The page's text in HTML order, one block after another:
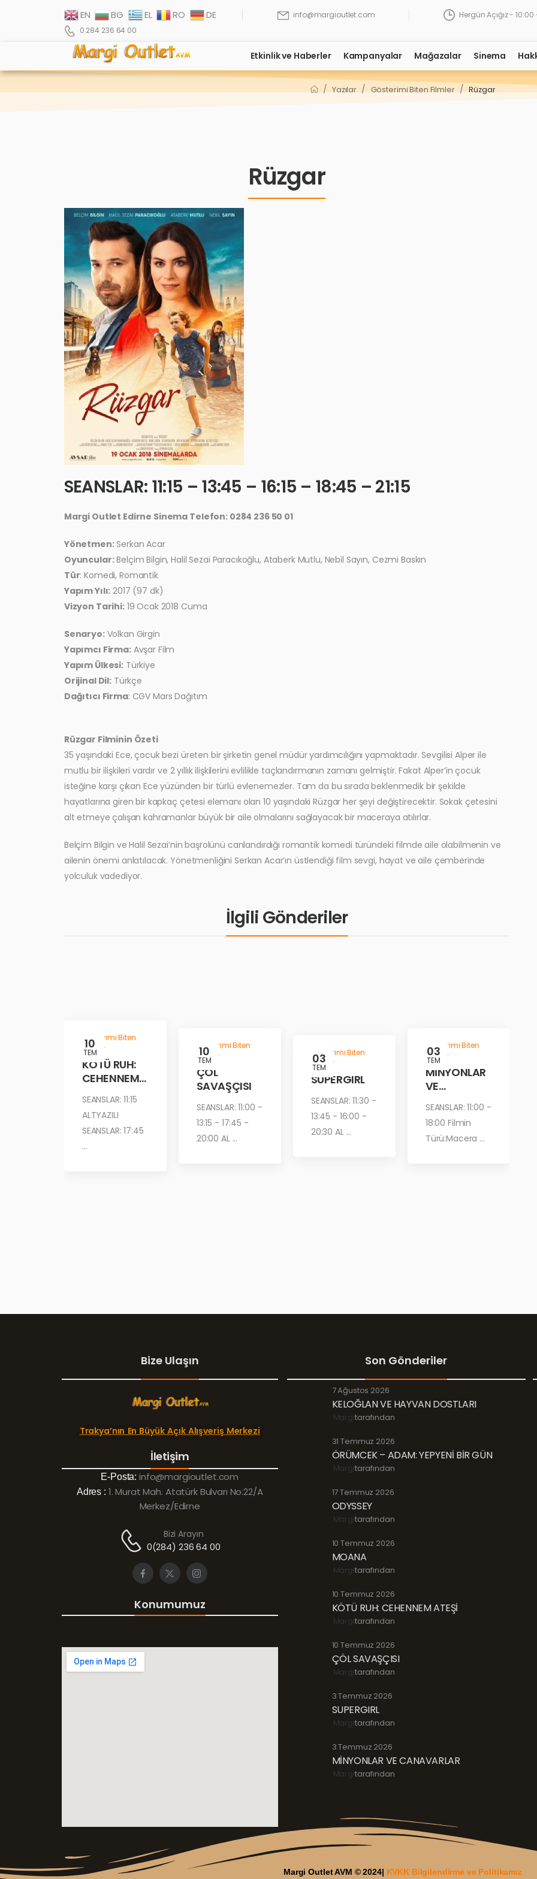
EN BG EL RO DE info@margioutlet.com
Hergün Açığız -
0 284 236 64 00
Etkinlik ve Haberler Kampanyalar Mağazalar Sinema
/ Yazılar / Gösterimi Biten Filmler / Rüzgar
Rüzgar
SEANSLAR: 11:15 – 13:45 – 16:15 – 18:45 – 21:15
Margi Outlet Edirne Sinema Telefon: 0284 236 50 01
Yönetmen:Serkan Acar
Oyuncular:Belçim Bilgin, Halil Sezai Paracıkoğlu, Ataberk Mutlu, Nebil Sayın, Cezmi Baskın
Tür: Komedi, Romantik
Yapım Yılı: 2017 (97 dk)
Vizyon Tarihi:19 Ocak 2018 Cuma
Senaryo:Volkan Girgin
Yapımcı Firma:Avşar Film
Yapım Ülkesi: Türkiye
Orijinal Dil: Türkçe
Dağıtıcı Firma: CGV Mars Dağıtım
Rüzgar Filminin Özeti
35 yaşındaki Ece, çocuk bezi üreten bir şirketin genel müdür yardımcılığını yapmaktadır. Sevgilisi Alper ile
mutlu bir ilişkileri vardır ve 2 yıllık ilişkilerini evlilikle taçlandırmanın zamanı gelmiştir. Fakat Alper’in çocuk
isteğine karşı çıkan Ece yüzünden bir türlü evlenemezler. Tam da bu sırada beklenmedik bir şekilde
hayatlarına giren bir kapkaç çetesi elemanı olan 10 yaşındaki Rüzgar her şeyi değiştirecektir. Sokak çetesini
alt etmeye çalışan kahramanlar büyük bir aile olmalarını sağlayacak bir maceraya atılırlar.
Belçim Bilgin ve Halil Sezai’nin başrolünü canlandırdığı romantik komedi türündeki filmde aile olabilmenin ve
ailenin önemi anlatılacak. Yönetmenliğini Serkan Acar’ın üstlendiği film sevgi, hayat ve aile çemberinde
yolculuk vadediyor.
İlgili Gönderiler
10
TEM
Gösterimi Biten
Filmler
KÖTÜ RUH:
CEHENNEM
SEANSLAR: 11:15
ALTYAZILI
SEANSLAR: 17:45
...
10
TEM
Gösterimi Biten
Filmler
ÇÖL
SAVAŞÇISI
SEANSLAR: 11:00 -
13:15 - 17:45 -
20:00 AL ...
03
TEM
Gösterimi Biten
Filmler
SUPERGIRL
SEANSLAR: 11:30 -
13:45 - 16:00 -
20:30 AL ...
03
TEM
Gösterimi Biten
Filmler
MİNYONLAR
VE
CANAVARLA
R
SEANSLAR: 11:00 -
18:00 Filmin
Türü:Macera ...
Bize Ulaşın
Trakya’nın En Büyük Açık Alışveriş Merkezi
İletişim
E-Posta: info@margioutlet.com
Adres : 1. Murat Mah. Atatürk Bulvarı No:22/A
Merkez/Edirne
Bizi Arayın
0(284) 236 64 00
Konumumuz
Son Gönderiler
7 Ağustos 2026
KELOĞLAN VE HAYVAN DOSTLARI
Margitarafından
31 Temmuz 2026
ÖRÜMCEK – ADAM: YEPYENİ BİR GÜN
Margitarafından
17 Temmuz 2026
ODYSSEY
Margitarafından
10 Temmuz 2026
MOANA
Margitarafından
10 Temmuz 2026
KÖTÜ RUH: CEHENNEM ATEŞİ
Margitarafından
10 Temmuz 2026
ÇÖL SAVAŞÇISI
Margitarafından
3 Temmuz 2026
SUPERGIRL
Margitarafından
3 Temmuz 2026
MİNYONLAR VE CANAVARLAR
Margitarafından
Margi Outlet AVM © 2024| KVKK Bilgilendirme ve Politikamız